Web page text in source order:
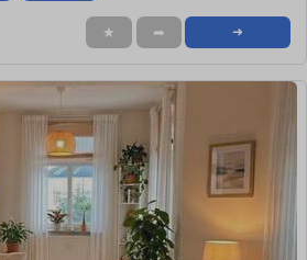
★ ➦ ➜